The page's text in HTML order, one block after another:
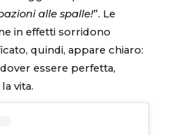
alle spalle!”. Le
in effetti sorridono
quindi, appare chiaro:
essere perfetta,
vita.